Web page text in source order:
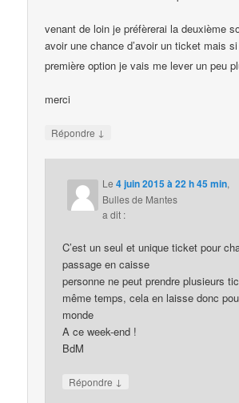
venant de loin je préfèrerai la deuxième
avoir une chance d’avoir un ticket mais
première option je vais me lever un peu
merci
Répondre ↓
Le4 juin 2015 à 22 h 45 min,
Bulles de Mantes
a dit :
C’est un seul et unique ticket pour
passage en caisse
personne ne peut prendre plusieurs
même temps, cela en laisse donc
monde
A ce week-end !
BdM
Répondre ↓